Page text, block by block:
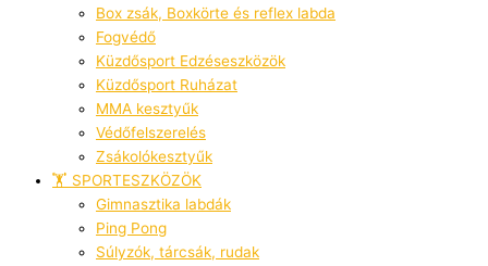
Box zsák, Boxkörte és reflex labda
Fogvédő
Küzdősport Edzéseszközök
Küzdősport Ruházat
MMA kesztyűk
Védőfelszerelés
Zsákolókesztyűk
🏋️ SPORTESZKÖZÖK
Gimnasztika labdák
Ping Pong
Súlyzók, tárcsák, rudak